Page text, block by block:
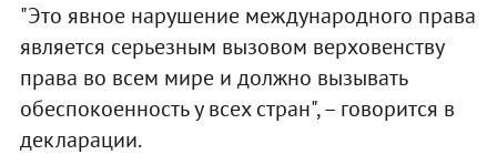
"Это явное нарушение международного права
является серьезным вызовом верховенству
права во всем мире и должно вызывать
обеспокоенность у всех стран", – говорится в
декларации.